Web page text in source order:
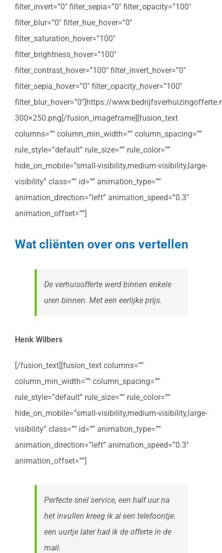
filter_invert=”0″ filter_sepia=”0″ filter_opacity=”100″
filter_blur=”0″ filter_hue_hover=”0″
filter_saturation_hover=”100″
filter_brightness_hover=”100″
filter_contrast_hover=”100″ filter_invert_hover=”0″
filter_sepia_hover=”0″ filter_opacity_hover=”100″
filter_blur_hover=”0″]https://
300×250.png[/fusion_imageframe][fusion_text
columns=”” column_min_width=”” column_spacing=””
rule_style=”default” rule_size=”” rule_color=””
hide_on_mobile=”small-visibility,medium-visibility,large-
visibility” class=”” id=”” animation_type=””
animation_direction=”left” animation_speed=”0.3″
animation_offset=””]
Wat cliënten over ons vertellen
De verhuisofferte werd binnen enkele
uren binnen. Met een eerlijke prijs.
Henk Wilbers
[/fusion_text][fusion_text columns=””
column_min_width=”” column_spacing=””
rule_style=”default” rule_size=”” rule_color=””
hide_on_mobile=”small-visibility,medium-visibility,large-
visibility” class=”” id=”” animation_type=””
animation_direction=”left” animation_speed=”0.3″
animation_offset=””]
Perfecte snel service, een half uur na
het invullen kreeg ik al een telefoontje.
een uurtje later had ik de offerte in de
mail.